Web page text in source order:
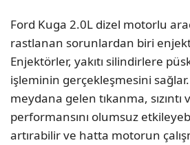
Ford Kuga 2.0L dizel motorlu
rastlanan sorunlardan biri
Enjektörler, yakıtı silindirlere
işleminin gerçekleşmesini
meydana gelen tıkanma,
performansını olumsuz
artırabilir ve hatta motorun